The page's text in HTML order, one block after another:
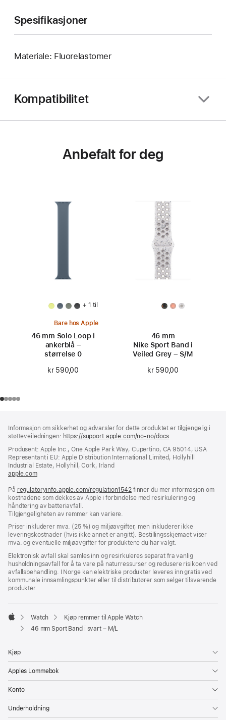
Spesifikasjoner
Materiale: Fluorelastomer
Kompatibilitet
Anbefalt for deg
+ 1 til
Bare hos Apple
46 mm Solo Loop i
ankerblå –
størrelse 0
kr 590,00
46 mm
Nike Sport Band i
Veiled Grey – S/M
kr 590,00
Informasjon om sikkerhet og advarsler for dette produktet er tilgjengelig i
støtteveiledningen: https://support.apple.com/no-no/docs
nytt
vindu)
Produsent: Apple Inc., One Apple Park Way, Cupertino, CA 95014, USA
Representant i EU: Apple Distribution International Limited, Hollyhill
Industrial Estate, Hollyhill, Cork, Irland
apple.com(åpnes
nytt
vindu)
På regulatoryinfo.apple.com/regulation1542(åpnes
i
finner du mer informasjon om
kostnadene som dekkes av Apple i forbindelse med resirkulering og
håndtering av batteriavfall.
Tilgjengeligheten av remmer kan variere.
Priser inkluderer mva. (25 %) og miljøavgifter, men inkluderer ikke
leveringskostnader (hvis ikke annet er angitt). Bestillingsskjemaet viser
mva. og eventuelle miljøavgifter for produktene du har valgt.
Elektronisk avfall skal samles inn og resirkuleres separat fra vanlig
husholdningsavfall for å ta vare på naturressurser og redusere risikoen ved
avfallsbehandling. I Norge kan elektriske produkter leveres inn gratis ved
kommunale innsamlingspunkter eller til distributører som selger tilsvarende
produkter.
Apple
Watch
Kjøp remmer til Apple Watch
46 mm Sport Band i svart – M/L
Kjøp
Apples Lommebok
Konto
Underholdning